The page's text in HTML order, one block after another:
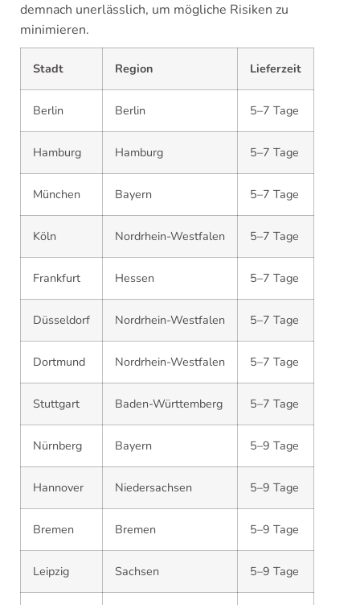
demnach unerlässlich, um mögliche Risiken zu
minimieren.
Stadt Region Lieferzeit
Berlin Berlin 5–7 Tage
Hamburg Hamburg 5–7 Tage
München Bayern 5–7 Tage
Köln Nordrhein-Westfalen 5–7 Tage
Frankfurt Hessen 5–7 Tage
Düsseldorf Nordrhein-Westfalen 5–7 Tage
Dortmund Nordrhein-Westfalen 5–7 Tage
Stuttgart Baden-Württemberg 5–7 Tage
Nürnberg Bayern 5–9 Tage
Hannover Niedersachsen 5–9 Tage
Bremen Bremen 5–9 Tage
Leipzig Sachsen 5–9 Tage